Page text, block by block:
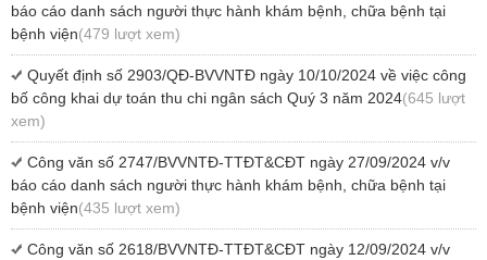
báo cáo danh sách người thực hành khám bệnh, chữa bệnh tại
bệnh viện(479 lượt xem)
Quyết định số 2903/QĐ-BVVNTĐ ngày 10/10/2024 về việc công
bố công khai dự toán thu chi ngân sách Quý 3 năm 2024(645 lượt
xem)
Công văn số 2747/BVVNTĐ-TTĐT&CĐT ngày 27/09/2024 v/v
báo cáo danh sách người thực hành khám bệnh, chữa bệnh tại
bệnh viện(435 lượt xem)
Công văn số 2618/BVVNTĐ-TTĐT&CĐT ngày 12/09/2024 v/v